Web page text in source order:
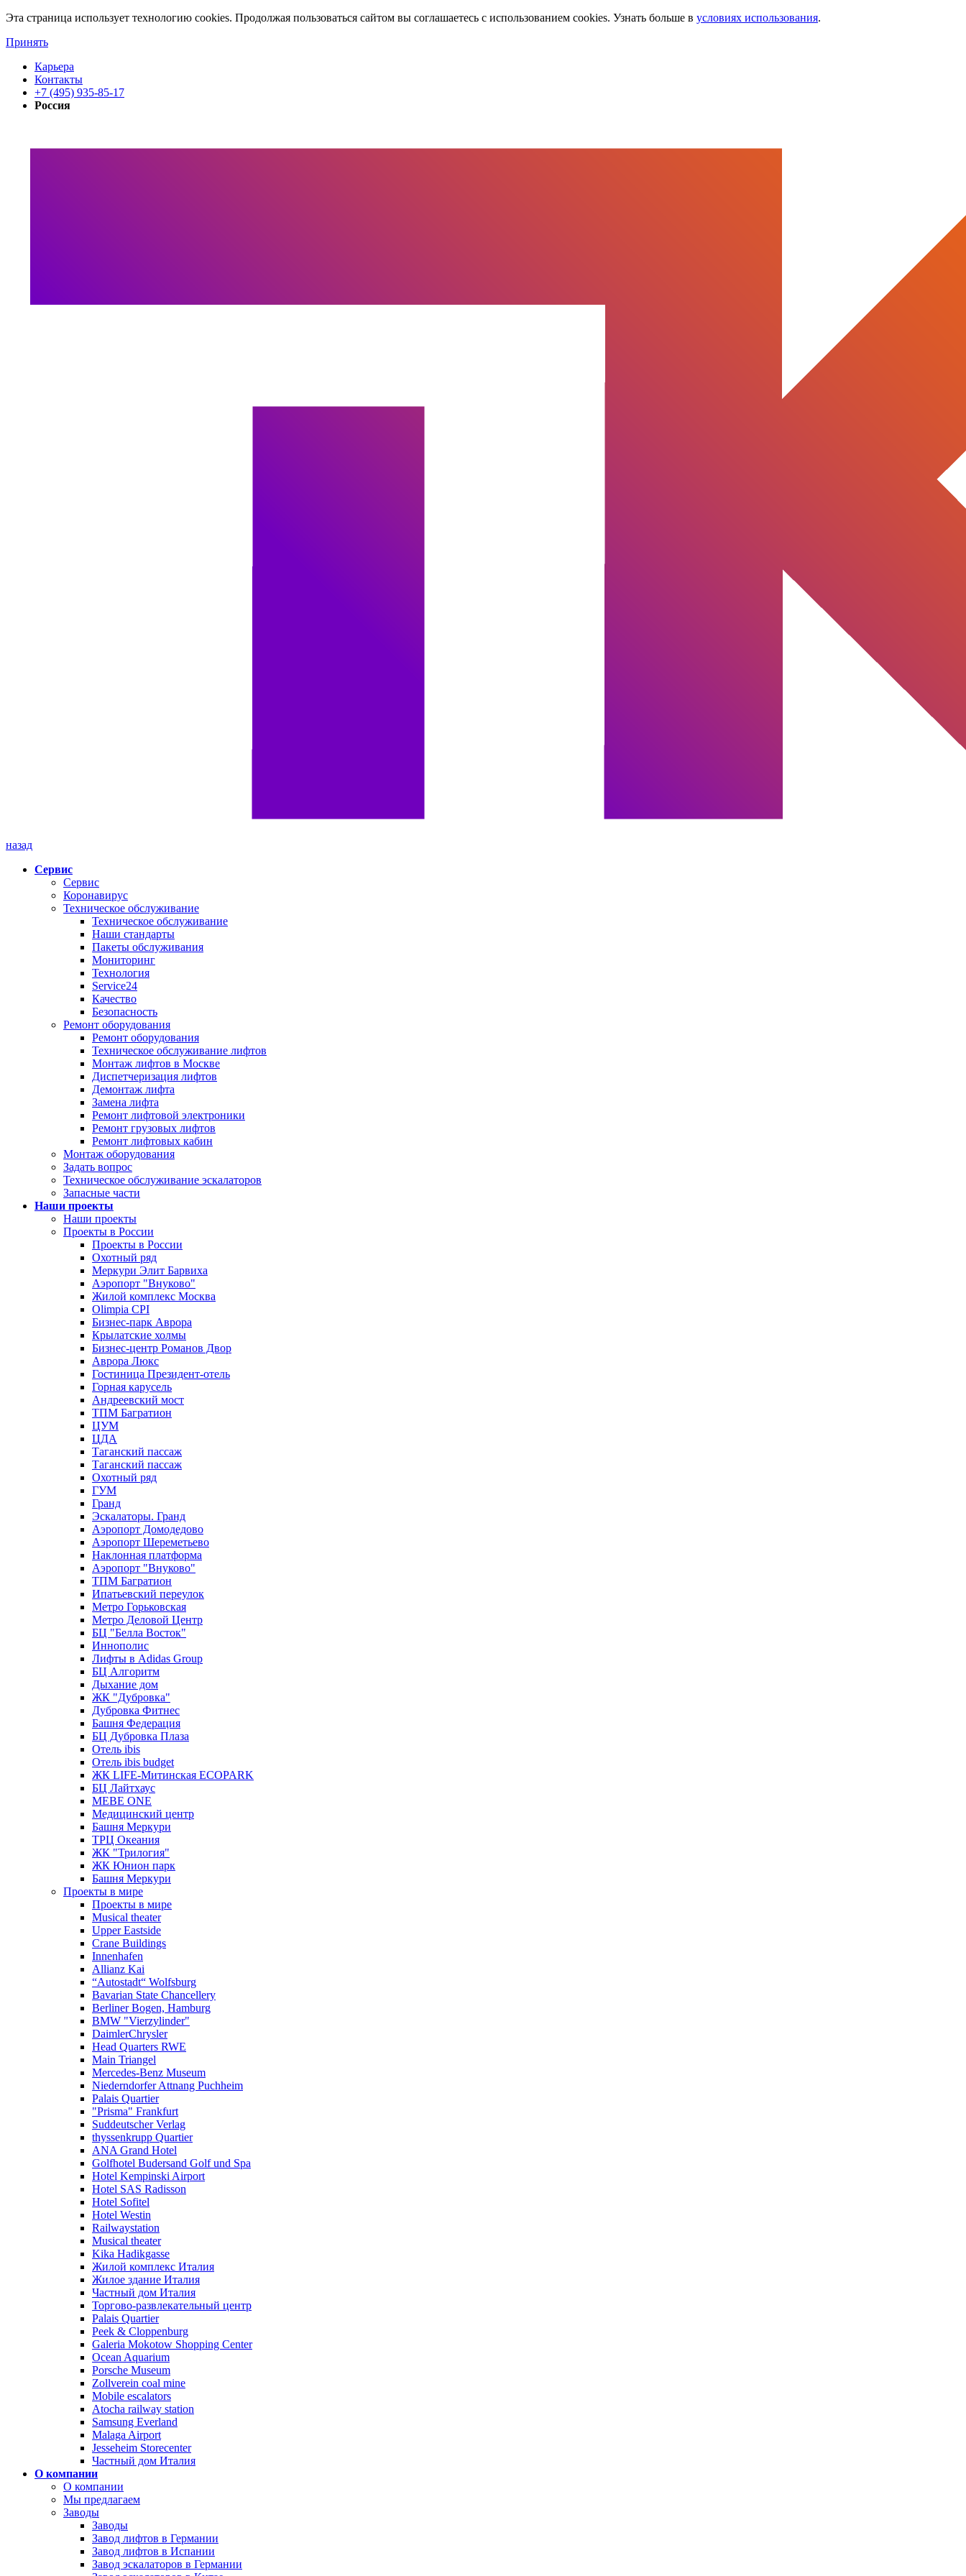
Эта страница использует технологию cookies. Продолжая пользоваться сайтом вы соглашаетесь с использованием cookies. Узнать больше в условиях использования.
Принять
Карьера
Контакты
+7 (495) 935-85-17
Россия
назад
Сервис
Сервис
Коронавирус
Техническое обслуживание
Техническое обслуживание
Наши стандарты
Пакеты обслуживания
Мониторинг
Технология
Service24
Качество
Безопасность
Ремонт оборудования
Ремонт оборудования
Техническое обслуживание лифтов
Монтаж лифтов в Москве
Диспетчеризация лифтов
Демонтаж лифта
Замена лифта
Ремонт лифтовой электроники
Ремонт грузовых лифтов
Ремонт лифтовых кабин
Монтаж оборудования
Задать вопрос
Техническое обслуживание эскалаторов
Запасные части
Наши проекты
Наши проекты
Проекты в России
Проекты в России
Охотный ряд
Меркури Элит Барвиха
Аэропорт "Внуково"
Жилой комплекс Москва
Olimpia CPI
Бизнес-парк Аврора
Крылатские холмы
Бизнес-центр Романов Двор
Аврора Люкс
Гостиница Президент-отель
Горная карусель
Андреевский мост
ТПМ Багратион
ЦУМ
ЦДА
Таганский пассаж
Таганский пассаж
Охотный ряд
ГУМ
Гранд
Эскалаторы. Гранд
Аэропорт Домодедово
Аэропорт Шереметьево
Наклонная платформа
Аэропорт "Внуково"
ТПМ Багратион
Ипатьевский переулок
Метро Горьковская
Метро Деловой Центр
БЦ "Белла Восток"
Иннополис
Лифты в Adidas Group
БЦ Алгоритм
Дыхание дом
ЖК "Дубровка"
Дубровка Фитнес
Башня Федерация
БЦ Дубровка Плаза
Отель ibis
Отель ibis budget
ЖК LIFE-Митинская ECOPARK
БЦ Лайтхаус
MEBE ONE
Медицинский центр
Башня Меркури
ТРЦ Океания
ЖК "Трилогия"
ЖК Юнион парк
Башня Меркури
Проекты в мире
Проекты в мире
Musical theater
Upper Eastside
Crane Buildings
Innenhafen
Allianz Kai
“Autostadt“ Wolfsburg
Bavarian State Chancellery
Berliner Bogen, Hamburg
BMW "Vierzylinder"
DaimlerChrysler
Head Quarters RWE
Main Triangel
Mercedes-Benz Museum
Niederndorfer Attnang Puchheim
Palais Quartier
"Prisma" Frankfurt
Suddeutscher Verlag
thyssenkrupp Quartier
ANA Grand Hotel
Golfhotel Budersand Golf und Spa
Hotel Kempinski Airport
Hotel SAS Radisson
Hotel Sofitel
Hotel Westin
Railwaystation
Musical theater
Kika Hadikgasse
Жилой комплекс Италия
Жилое здание Италия
Частный дом Италия
Торгово-развлекательный центр
Palais Quartier
Peek & Cloppenburg
Galeria Mokotow Shopping Center
Ocean Aquarium
Porsche Museum
Zollverein coal mine
Mobile escalators
Atocha railway station
Samsung Everland
Malaga Airport
Jesseheim Storecenter
Частный дом Италия
О компании
О компании
Мы предлагаем
Заводы
Заводы
Завод лифтов в Германии
Завод лифтов в Испании
Завод эскалаторов в Германии